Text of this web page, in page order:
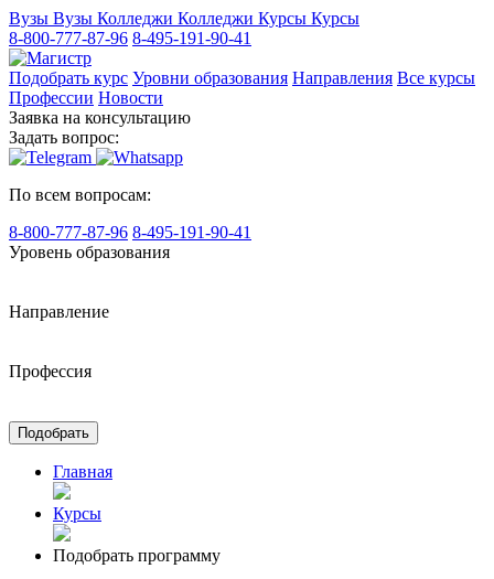
Вузы Вузы Колледжи Колледжи Курсы Курсы
8-800-777-87-96 8-495-191-90-41
Подобрать курс Уровни образования Направления Все курсы
Профессии Новости
Заявка на консультацию
Задать вопрос:
По всем вопросам:
8-800-777-87-96 8-495-191-90-41
Уровень образования
Направление
Профессия
Подобрать
Главная
Курсы
Подобрать программу